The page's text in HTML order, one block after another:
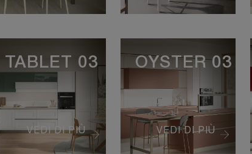
VEDI DI PIÙ
TABLET 03
VEDI DI PIÙ
OYSTER 03